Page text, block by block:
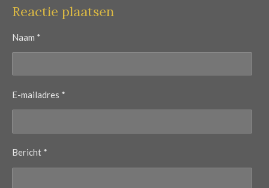
Reactie plaatsen
Naam *
E-mailadres *
Bericht *